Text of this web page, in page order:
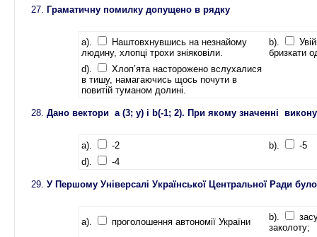
Граматичну помилку допущено в рядку
a).
Наштовхнувшись на незнайому
людину, хлопці трохи зніяковіли.
b).
бризкати
d).
Хлоп’ята насторожено вслухалися
в тишу, намагаючись щось почути в
повитій туманом долині.
Дано вектори а (3; у) і b(-1; 2). При якому значенні
a). -2 b).
-5
d).
-4
У Першому Універсалі Української Центральної Ради
a). проголошення автономії України b).
заколоту;